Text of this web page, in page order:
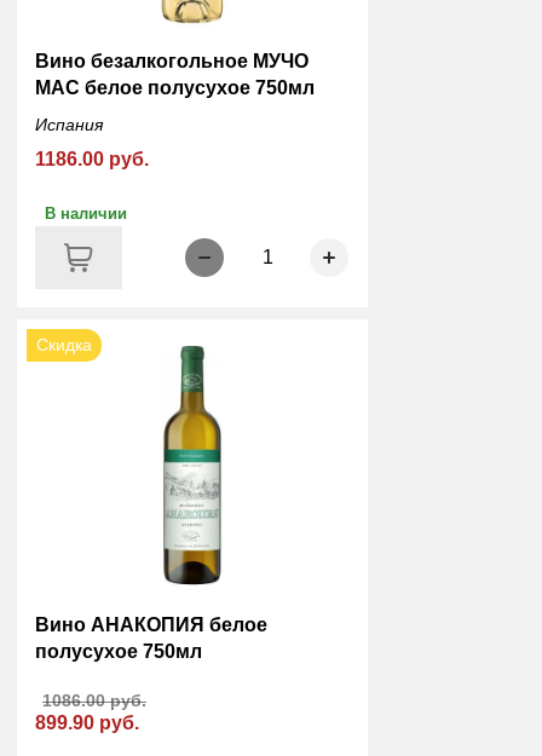
Вино безалкогольное МУЧО
МАС белое полусухое 750мл
Испания
1186.00 руб.
В наличии
1
Скидка
Вино АНАКОПИЯ белое
полусухое 750мл
899.90 руб.
1086.00 руб.